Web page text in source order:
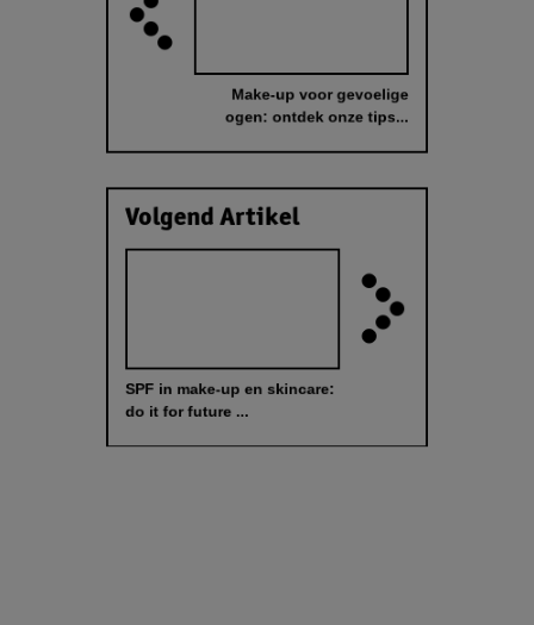
Make-up voor gevoelige
ogen: ontdek onze tips...
Volgend Artikel
SPF in make-up en skincare:
do it for future ...